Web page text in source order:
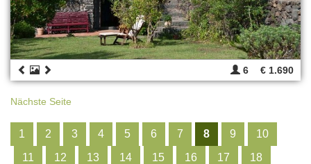
6 € 1.690
Nächste Seite
1 2 3 4 5 6 7 8 9
10
11
12 13 14 15 16 17 18